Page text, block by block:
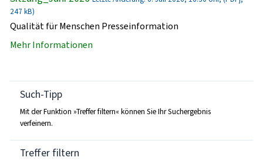
247 kB)
Qualität für Menschen Presseinformation
Mehr Informationen
Such-Tipp
Mit der Funktion »Treffer filtern« können Sie Ihr Suchergebnis
verfeinern.
Treffer filtern